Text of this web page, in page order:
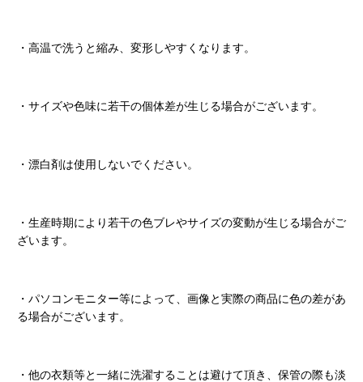
・高温で洗うと縮み、変形しやすくなります。
・サイズや色味に若干の個体差が生じる場合がございます。
・漂白剤は使用しないでください。
・生産時期により若干の色ブレやサイズの変動が生じる場合がご
ざいます。
・パソコンモニター等によって、画像と実際の商品に色の差があ
る場合がございます。
・他の衣類等と一緒に洗濯することは避けて頂き、保管の際も淡